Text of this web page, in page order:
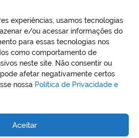
experiências, usamos tecnologias
e/ou acessar informações do
para essas tecnologias nos
como comportamento de
neste site. Não consentir ou
afetar negativamente certos
nossa Política de Privacidade e
Aceitar